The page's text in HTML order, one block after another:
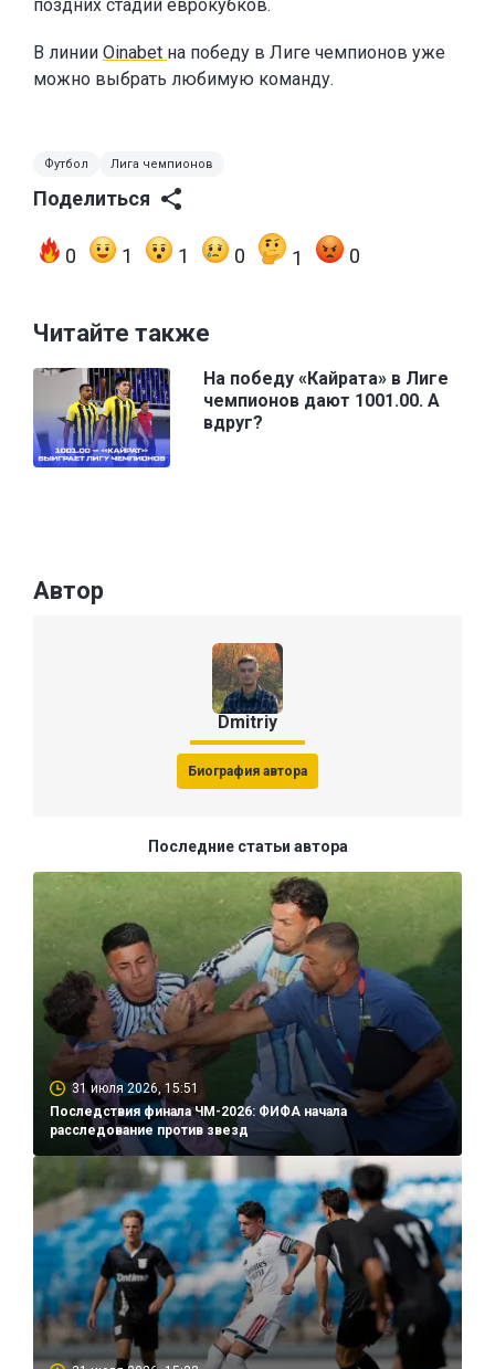
поздних стадий еврокубков.
В линии Oinabet на победу в Лиге чемпионов уже
можно выбрать любимую команду.
Футбол Лига чемпионов
Поделиться
0 1 1 0 1 0
Читайте также
На победу «Кайрата» в Лиге
чемпионов дают 1001.00. А
вдруг?
Автор
Dmitriy
Биография автора
Последние статьи автора
31 июля 2026, 15:51
Последствия финала ЧМ-2026: ФИФА начала
расследование против звезд